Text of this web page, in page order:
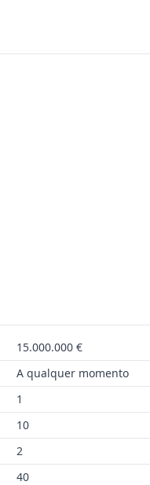
15.000.000 €
A qualquer momento
1
10
2
40